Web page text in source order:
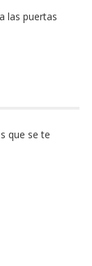
las puertas
que se te